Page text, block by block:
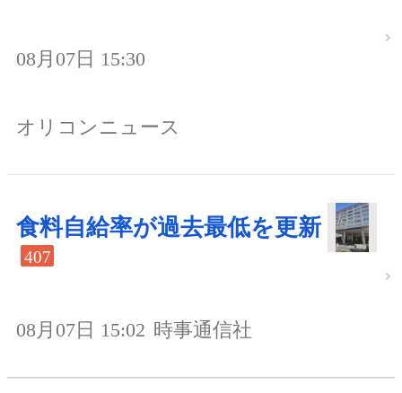
08月07日 15:30
オリコンニュース
食料自給率が過去最低を更新
407
08月07日 15:02 時事通信社